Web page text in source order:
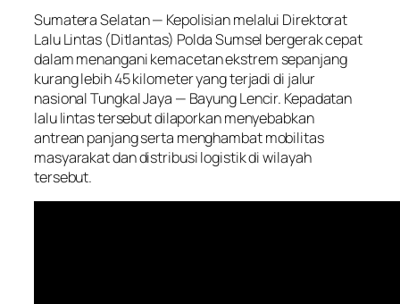
Sumatera Selatan — Kepolisian melalui Direktorat
Lalu Lintas (Ditlantas) Polda Sumsel bergerak cepat
dalam menangani kemacetan ekstrem sepanjang
kurang lebih 45 kilometer yang terjadi di jalur
nasional Tungkal Jaya — Bayung Lencir. Kepadatan
lalu lintas tersebut dilaporkan menyebabkan
antrean panjang serta menghambat mobilitas
masyarakat dan distribusi logistik di wilayah
tersebut.